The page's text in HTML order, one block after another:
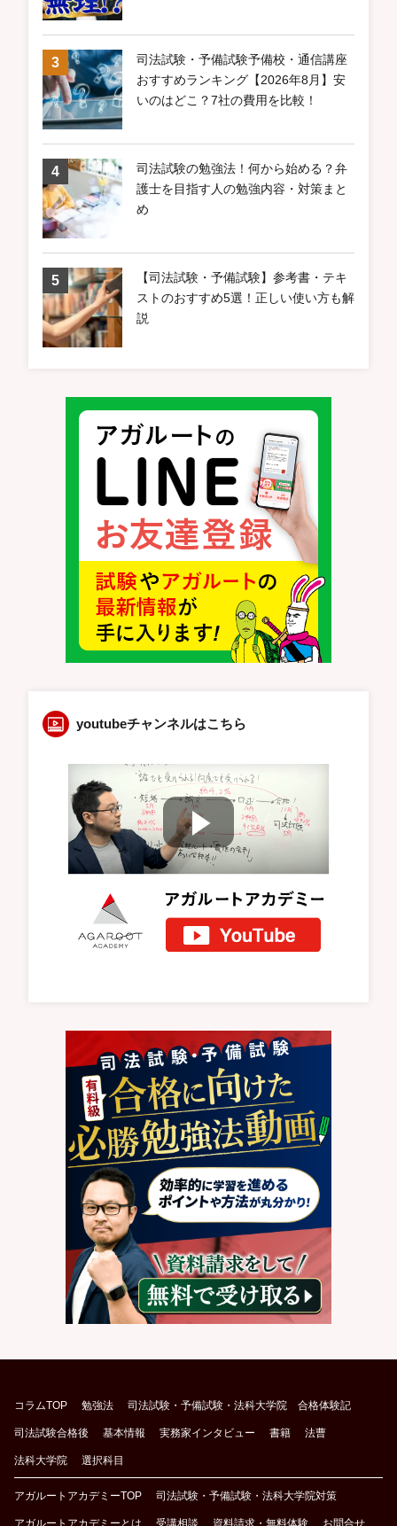
司法試験・予備試験予備校・通信講座
おすすめランキング【2026年8月】安
いのはどこ？7社の費用を比較！
司法試験の勉強法！何から始める？弁
護士を目指す人の勉強内容・対策まと
め
【司法試験・予備試験】参考書・テキ
ストのおすすめ5選！正しい使い方も解
説
youtubeチャンネルはこちら
コラムTOP 勉強法 司法試験・予備試験・法科大学院 合格体験記
司法試験合格後 基本情報 実務家インタビュー 書籍 法曹
法科大学院 選択科目
アガルートアカデミーTOP 司法試験・予備試験・法科大学院対策
アガルートアカデミーとは 受講相談 資料請求・無料体験 お問合せ